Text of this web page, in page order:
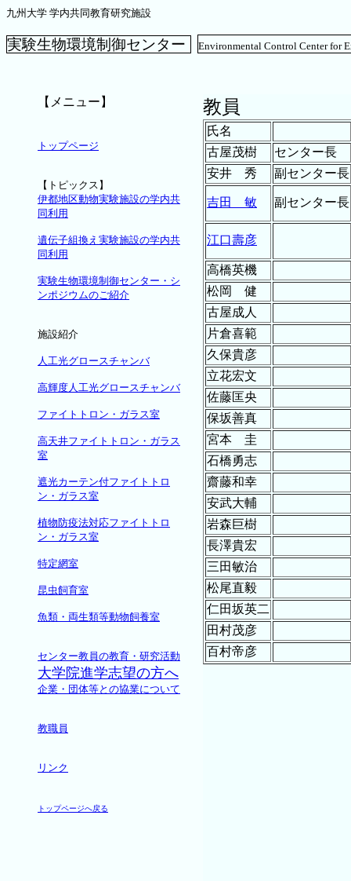
九州大学 学内共同教育研究施設
実験生物環境制御センター Environmental Control Center for
【メニュー】
トップページ
【トピックス】
伊都地区動物実験施設の学内共
同利用
遺伝子組換え実験施設の学内共
同利用
実験生物環境制御センター・シ
ンポジウムのご紹介
施設紹介
人工光グロースチャンバ
高輝度人工光グロースチャンバ
ファイトトロン・ガラス室
高天井ファイトトロン・ガラス
室
遮光カーテン付ファイトトロ
ン・ガラス室
植物防疫法対応ファイトトロ
ン・ガラス室
特定網室
昆虫飼育室
魚類・両生類等動物飼養室
センター教員の教育・研究活動
大学院進学志望の方へ
企業・団体等との協業について
教職員
リンク
トップページへ戻る
教員
氏名
古屋茂樹
センター長
安井 秀
副センター長
吉田 敏 副センター長
江口壽彦
高橋英機
松岡 健
古屋成人
片倉喜範
久保貴彦
立花宏文
佐藤匡央
保坂善真
宮本 圭
石橋勇志
齋藤和幸
安武大輔
岩森巨樹
長澤貴宏
三田敏治
松尾直毅
仁田坂英二
田村茂彦
百村帝彦